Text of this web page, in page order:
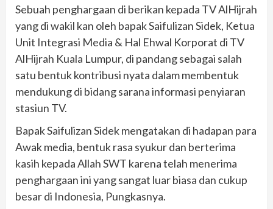
Sebuah penghargaan di berikan kepada TV AlHijrah
yang di wakil kan oleh bapak Saifulizan Sidek, Ketua
Unit Integrasi Media & Hal Ehwal Korporat di TV
AlHijrah Kuala Lumpur, di pandang sebagai salah
satu bentuk kontribusi nyata dalam membentuk
mendukung di bidang sarana informasi penyiaran
stasiun TV.
Bapak Saifulizan Sidek mengatakan di hadapan para
Awak media, bentuk rasa syukur dan berterima
kasih kepada Allah SWT karena telah menerima
penghargaan ini yang sangat luar biasa dan cukup
besar di Indonesia, Pungkasnya.